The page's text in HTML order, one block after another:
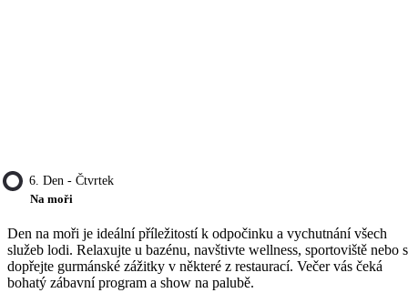
6. Den - Čtvrtek
Na moři
Den na moři je ideální příležitostí k odpočinku a vychutnání všech
služeb lodi. Relaxujte u bazénu, navštivte wellness, sportoviště nebo
dopřejte gurmánské zážitky v některé z restaurací. Večer vás čeká
bohatý zábavní program a show na palubě.